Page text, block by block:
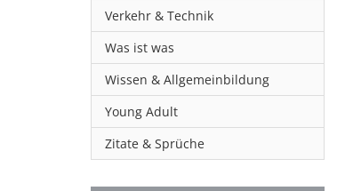
Verkehr & Technik
Was ist was
Wissen & Allgemeinbildung
Young Adult
Zitate & Sprüche